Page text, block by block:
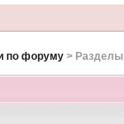
по форуму >